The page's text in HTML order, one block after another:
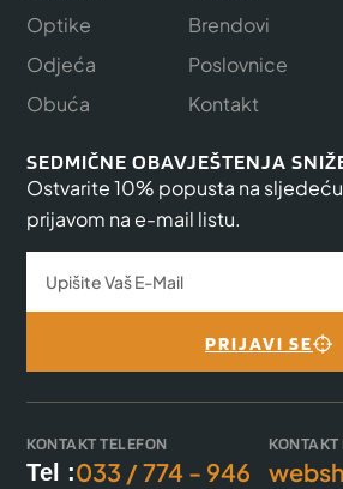
Optike
Odjeća
Obuća
Brendovi
Poslovnice
Kontakt
SEDMIČNE OBAVJEŠTENJA
Ostvarite 10% popusta na
prijavom na e-mail listu.
PRIJAVI SE
KONTAKT TELEFON
Tel :033 / 774 - 946